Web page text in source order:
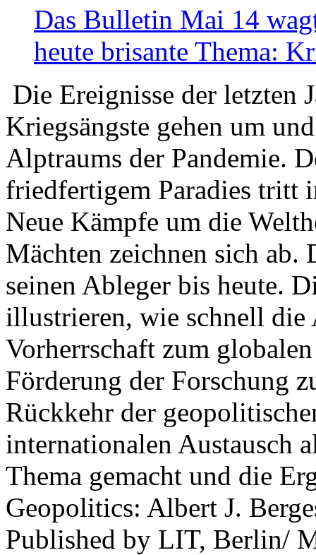
Das Bulletin Mai 14
heute brisante Thema:
Die Ereignisse der letzten
Kriegsängste gehen um
Alptraums der Pandemie.
friedfertigem Paradies tritt
Neue Kämpfe um die
Mächten zeichnen sich
seinen Ableger bis heute.
illustrieren, wie schnell die
Vorherrschaft zum
Förderung der Forschung
Rückkehr der
internationalen Austausch
Thema gemacht und die
Geopolitics: Albert J.
Published by LIT, Berlin/